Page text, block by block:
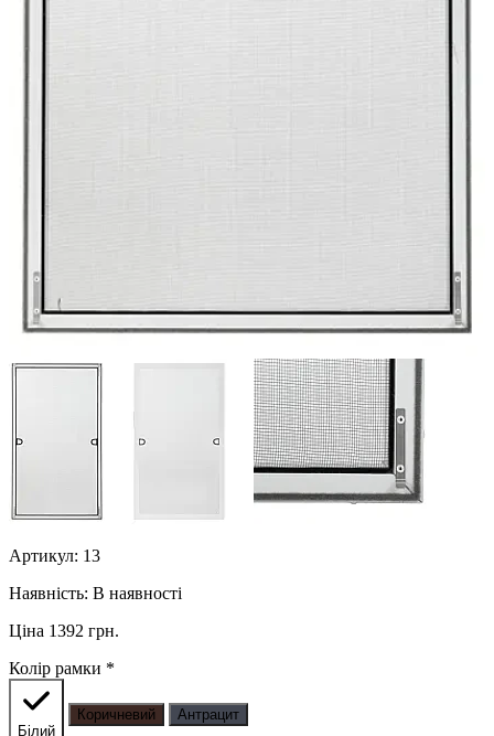
Артикул: 13
Наявність: В наявності
Ціна 1392 грн.
Колір рамки *
Білий
Коричневий Антрацит